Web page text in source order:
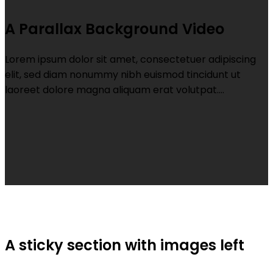
A Parallax Background Video
Lorem ipsum dolor sit amet, consectetuer adipiscing
elit, sed diam nonummy nibh euismod tincidunt ut
laoreet dolore magna aliquam erat volutpat….
A sticky section with images left